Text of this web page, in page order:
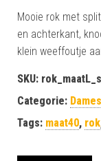
Mooie rok met
en achterkant,
klein weeffoutje
SKU:
Categorie: Dames
Tags: maat40, rok